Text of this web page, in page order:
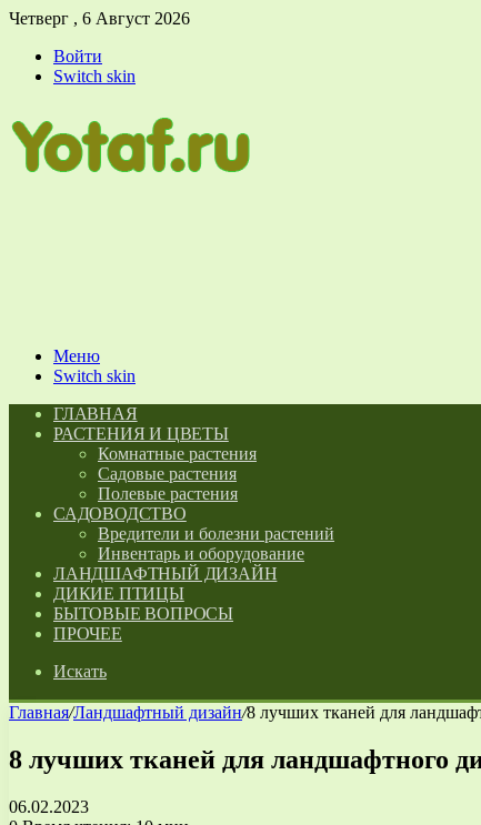
Четверг , 6 Август 2026
Войти
Switch skin
Меню
Switch skin
ГЛАВНАЯ
РАСТЕНИЯ И ЦВЕТЫ
Комнатные растения
Садовые растения
Полевые растения
САДОВОДСТВО
Вредители и болезни растений
Инвентарь и оборудование
ЛАНДШАФТНЫЙ ДИЗАЙН
ДИКИЕ ПТИЦЫ
БЫТОВЫЕ ВОПРОСЫ
ПРОЧЕЕ
Искать
Главная/Ландшафтный дизайн/8 лучших тканей для
8 лучших тканей для ландшафтного
06.02.2023